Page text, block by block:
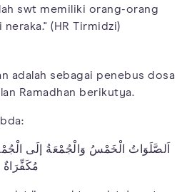
swt memiliki orang-orang
(HR Tirmidzi)
adalah sebagai penebus dosa
Ramadhan berikutya.
اَلصَّلَوَاتُ الْخَمْسُ وَالْجُمْعَةُ إلَى
مُكَفِّرَاةٌ